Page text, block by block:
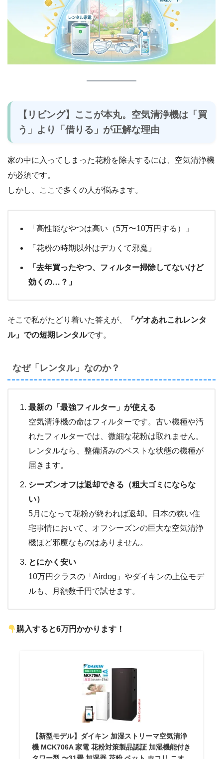
【リビング】ここが本丸。空気清浄機は「買
う」より「借りる」が正解な理由
家の中に入ってしまった花粉を除去するには、空気清浄機
が必須です。
しかし、ここで多くの人が悩みます。
「高性能なやつは高い（5万〜10万円する）」
「花粉の時期以外はデカくて邪魔」
「去年買ったやつ、フィルター掃除してないけど
効くの…？」
そこで私がたどり着いた答えが、
「ゲオあれこれレンタ
ル」での短期レンタルです。
なぜ「レンタル」なのか？
最新の「最強フィルター」が使える
空気清浄機の命はフィルターです。古い機種や汚
れたフィルターでは、微細な花粉は取れません。
レンタルなら、整備済みのベストな状態の機種が
届きます。
シーズンオフは返却できる（粗大ゴミにならな
い）
5月になって花粉が終われば返却。日本の狭い住
宅事情において、オフシーズンの巨大な空気清浄
機ほど邪魔なものはありません。
とにかく安い
10万円クラスの「Airdog」やダイキンの上位モデ
ルも、月額数千円で試せます。
購入すると6万円かかります！
【新型モデル】ダイキン 加湿ストリーマ空気清浄
機 MCK706A 家電 花粉対策製品認証 加湿機能付き